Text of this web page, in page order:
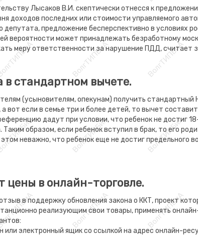
Лысаков В.И. скептически отнесся к
доходов последних или стоимости управляемого
предложение бесперспективно в условиях
вероятности может принадлежать безработному
меру ответственности за нарушение ПДД, считает
стандартном вычете.
(усыновителям, опекунам) получить
а вот если в семье три и более детей, то вычет
дадут при условии, что ребенок не достиг
образом, если ребенок вступил в брак, то его
этом неважно, что ребенок еще не достиг
цены в онлайн-торговле.
в поддержку обновления закона о ККТ, проект
реализующим свои товары, применять
электронный ящик со ссылкой на адрес онлайн-